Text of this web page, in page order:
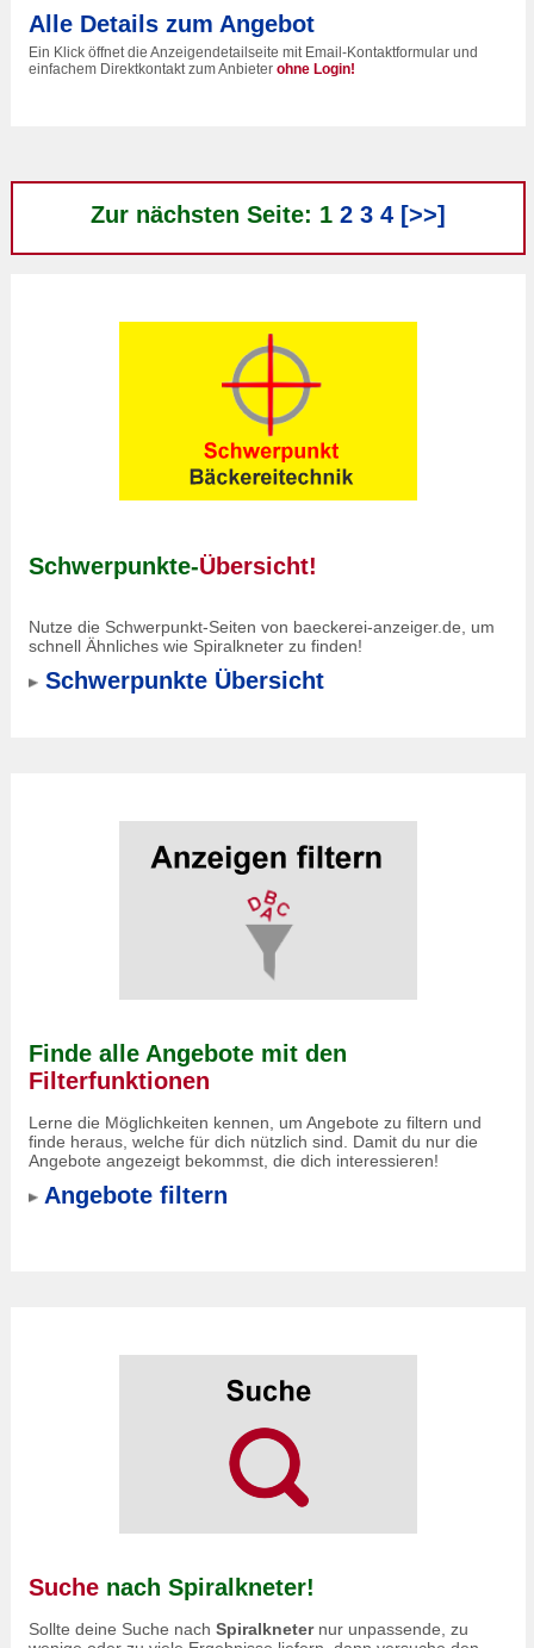
Alle Details zum Angebot
Ein Klick öffnet die Anzeigendetailseite mit Email-Kontaktformular und
einfachem Direktkontakt zum Anbieter ohne Login!
Zur nächsten Seite: 1 2 3 4 [>>]
Schwerpunkte-Übersicht!
Nutze die Schwerpunkt-Seiten von baeckerei-anzeiger.de, um
schnell Ähnliches wie Spiralkneter zu finden!
Schwerpunkte Übersicht
Finde alle Angebote mit den
Filterfunktionen
Lerne die Möglichkeiten kennen, um Angebote zu filtern und
finde heraus, welche für dich nützlich sind. Damit du nur die
Angebote angezeigt bekommst, die dich interessieren!
Angebote filtern
Suche nach Spiralkneter!
Sollte deine Suche nach Spiralkneternur unpassende, zu